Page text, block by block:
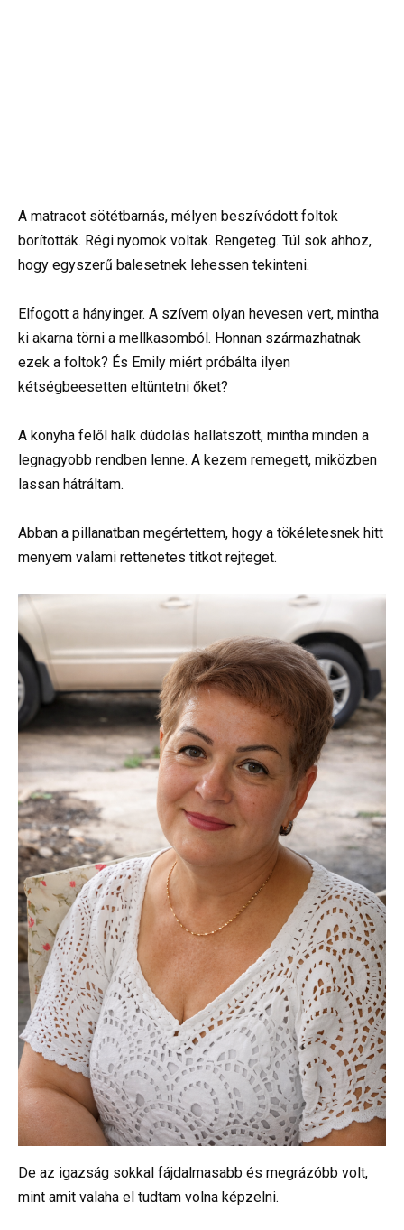
A matracot sötétbarnás, mélyen beszívódott foltok
borították. Régi nyomok voltak. Rengeteg. Túl sok ahhoz,
hogy egyszerű balesetnek lehessen tekinteni.
Elfogott a hányinger. A szívem olyan hevesen vert, mintha
ki akarna törni a mellkasomból. Honnan származhatnak
ezek a foltok? És Emily miért próbálta ilyen
kétségbeesetten eltüntetni őket?
A konyha felől halk dúdolás hallatszott, mintha minden a
legnagyobb rendben lenne. A kezem remegett, miközben
lassan hátráltam.
Abban a pillanatban megértettem, hogy a tökéletesnek hitt
menyem valami rettenetes titkot rejteget.
De az igazság sokkal fájdalmasabb és megrázóbb volt,
mint amit valaha el tudtam volna képzelni.